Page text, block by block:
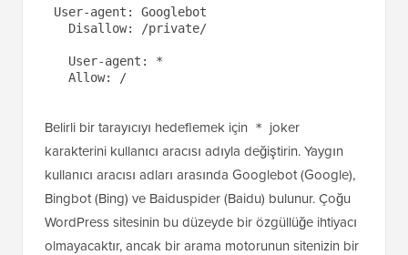
Googlebot'un belirli bir klasörü taramasını
engellerken diğer tüm tarayıcıların geçişine izin
vermek için şu şekilde yapabilirsiniz:
  Disallow: /private/
  User-agent: *
Belirli bir tarayıcıyı hedeflemek için * joker
karakterini kullanıcı aracısı adıyla değiştirin. Yaygın